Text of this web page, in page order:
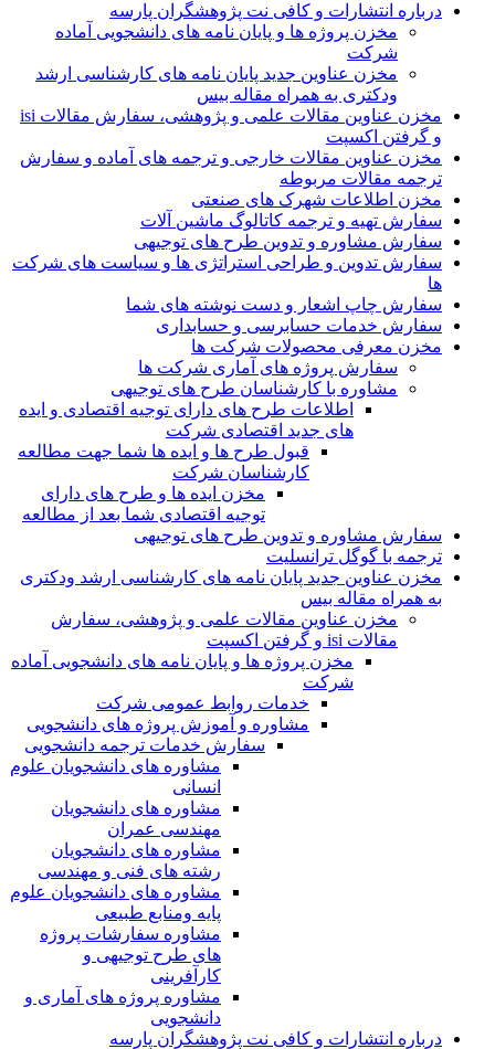
درباره انتشارات و کافی نت پژوهشگران پارسه
مخزن پروژه ها و پایان نامه های دانشجویی آماده
شرکت
مخزن عناوین جدید پایان نامه های کارشناسی ارشد
ودکتری به همراه مقاله بیس
مخزن عناوین مقالات علمی و پژوهشی، سفارش مقالات isi
و گرفتن اکسپت
مخزن عناوین مقالات خارجی و ترجمه های آماده و سفارش
ترجمه مقالات مربوطه
مخزن اطلاعات شهرک های صنعتی
سفارش تهیه و ترجمه کاتالوگ ماشین آلات
سفارش مشاوره و تدوین طرح های توجیهی
سفارش تدوین و طراحی استراتژی ها و سیاست های شرکت
ها
سفارش چاپ اشعار و دست نوشته های شما
سفارش خدمات حسابرسی و حسابداری
مخزن معرفی محصولات شرکت ها
سفارش پروژه های آماری شرکت ها
مشاوره با کارشناسان طرح های توجیهی
اطلاعات طرح های دارای توجیه اقتصادی و ایده
های جدید اقتصادی شرکت
قبول طرح ها و ایده ها شما جهت مطالعه
کارشناسان شرکت
مخزن ایده ها و طرح های دارای
توجیه اقتصادی شما بعد از مطالعه
سفارش مشاوره و تدوین طرح های توجیهی
ترجمه با گوگل ترانسلیت
مخزن عناوین جدید پایان نامه های کارشناسی ارشد ودکتری
به همراه مقاله بیس
مخزن عناوین مقالات علمی و پژوهشی، سفارش
مقالات isi و گرفتن اکسپت
مخزن پروژه ها و پایان نامه های دانشجویی آماده
شرکت
خدمات روابط عمومی شرکت
مشاوره و آموزش پروژه های دانشجویی
سفارش خدمات ترجمه دانشجویی
مشاوره های دانشجویان علوم
انسانی
مشاوره های دانشجویان
مهندسی عمران
مشاوره های دانشجویان
رشته های فنی و مهندسی
مشاوره های دانشجویان علوم
پایه ومنابع طبیعی
مشاوره سفارشات پروژه
های طرح توجیهی و
کارآفرینی
مشاوره پروژه های آماری و
دانشجویی
درباره انتشارات و کافی نت پژوهشگران پارسه